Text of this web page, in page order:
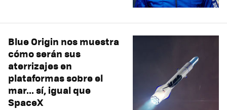
Blue Origin nos muestra
cómo serán sus
aterrizajes en
plataformas sobre el
mar... sí, igual que
SpaceX